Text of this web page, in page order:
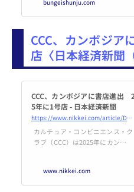
うございました。 先にお知らせ
した通り、月刊文藝春秋のサブス
版」（bunshun.jp/bungeishunj
u）に一本化されました。 クロー
ズから1年となります2024年6月1
日より、旧「文藝春秋digital」の
アドレスは bungeishunju.com/
に切り替...
bungeishunju.com
CCC、カンボジア
店〈日本経済新聞
CCC、カンボジアに書店進出
5年に1号店 - 日本経済新聞
https://www.nikkei.com/article/DGXZQODB1671P0W4A510C2000000/
カルチュア・コンビニエンス・ク
ラブ（CCC）は2025年にカンボジ
TAYA BOOKSTORE」を6店舗出す
フランチャイズ契約を結んだ。経
www.nikkei.com